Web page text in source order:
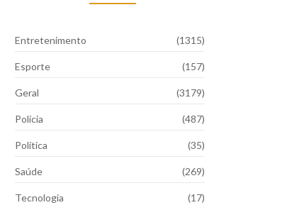
Entretenimento (1315)
Esporte (157)
Geral (3179)
Polícia (487)
Política (35)
Saúde (269)
Tecnologia (17)